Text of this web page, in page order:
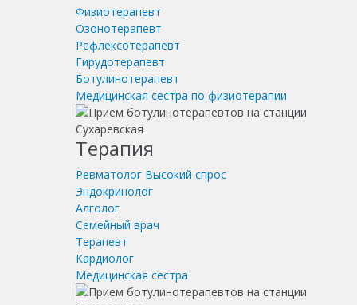
Физиотерапевт
Озонотерапевт
Рефлексотерапевт
Гирудотерапевт
Ботулинотерапевт
Медицинская сестра по физиотерапии
Терапия
Ревматолог Высокий спрос
Эндокринолог
Алголог
Семейный врач
Терапевт
Кардиолог
Медицинская сестра